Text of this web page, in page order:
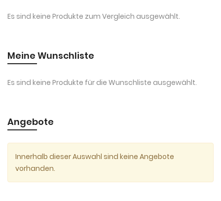
Es sind keine Produkte zum Vergleich ausgewählt.
Meine Wunschliste
Es sind keine Produkte für die Wunschliste ausgewählt.
Angebote
Innerhalb dieser Auswahl sind keine Angebote
vorhanden.